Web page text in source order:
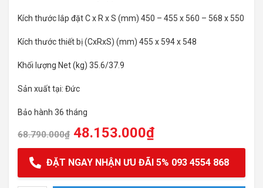
Kích thước lắp đặt C x R x S (mm) 450 – 455 x 560 – 568 x 550
Kích thước thiết bị (CxRxS) (mm) 455 x 594 x 548
Khối lượng Net (kg) 35.6/37.9
Sản xuất tại: Đức
Bảo hành 36 tháng
68.790.000₫ 48.153.000₫
ĐẶT NGAY NHẬN ƯU ĐÃI 5% 093 4554 868